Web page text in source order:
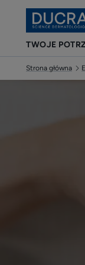
TWOJE
Strona główna